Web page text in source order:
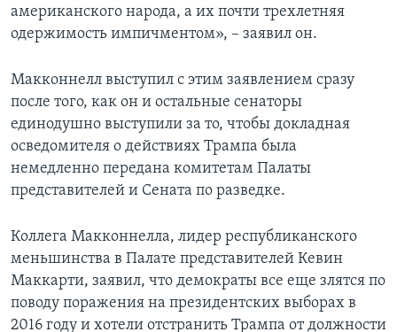
американского народа, а их почти трехлетняя
одержимость импичментом», – заявил он.
Макконнелл выступил с этим заявлением сразу
после того, как он и остальные сенаторы
единодушно выступили за то, чтобы докладная
осведомителя о действиях Трампа была
немедленно передана комитетам Палаты
представителей и Сената по разведке.
Коллега Макконнелла, лидер республиканского
меньшинства в Палате представителей Кевин
Маккарти, заявил, что демократы все еще злятся по
поводу поражения на президентских выборах в
2016 году и хотели отстранить Трампа от должности